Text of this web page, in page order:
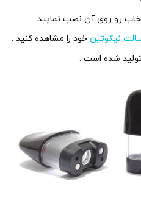
رو روی آن نصب نمایید .
نیکوتین خود را مشاهده کنید .